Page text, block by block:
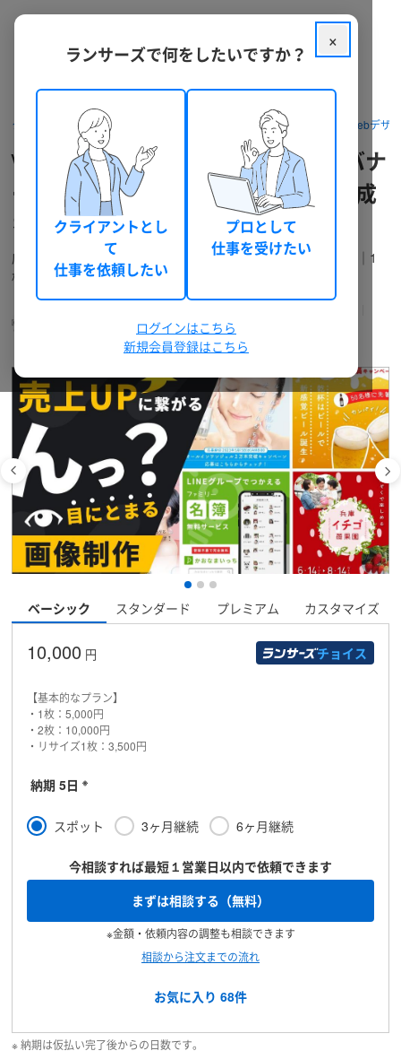
クラウドソーシング ランサーズ パッケージを探す デザイン・Webデザ
\ 初心者にも優しい / 反応が変わるバナ
ー「んっ？」と目にとまるバナー作成
をします
広告バナー、Instagram広告、サムネイル、SNS投稿用画像等｜1
枚5,000円～お気軽にお声がけください！
ベーシック スタンダード プレミアム カスタマイズ
10,000 円 チョイス
【基本的なプラン】
・1枚：5,000円
・2枚：10,000円
・リサイズ1枚：3,500円
納期 5日 ※
スポット 3ヶ月継続 6ヶ月継続
今相談すれば最短１営業日以内で依頼できます
まずは相談する（無料）
※金額・依頼内容の調整も相談できます
相談から注文までの流れ
お気に入り 68件
※ 納期は仮払い完了後からの日数です。
×
ランサーズで何をしたいですか？
クライアントとし
て
仕事を依頼したい
プロとして
仕事を受けたい
ログインはこちら
新規会員登録はこちら